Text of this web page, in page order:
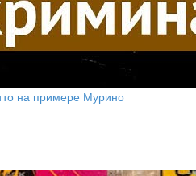
на примере Мурино